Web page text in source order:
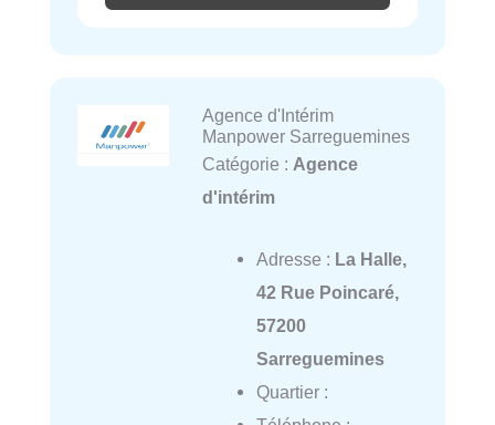
Agence d'Intérim
Manpower Sarreguemines
Catégorie : Agence
d'intérim
Adresse : La Halle,
42 Rue Poincaré,
57200
Sarreguemines
Quartier :